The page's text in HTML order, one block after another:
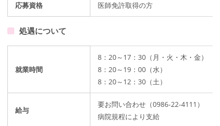
応募資格 医師免許取得の方
処遇について
就業時間
8：20～17：30（月・火・木・金）
8：20～19：00（水）
8：20～12：30（土）
給与
要お問い合わせ（0986-22-4111）
病院規程により支給